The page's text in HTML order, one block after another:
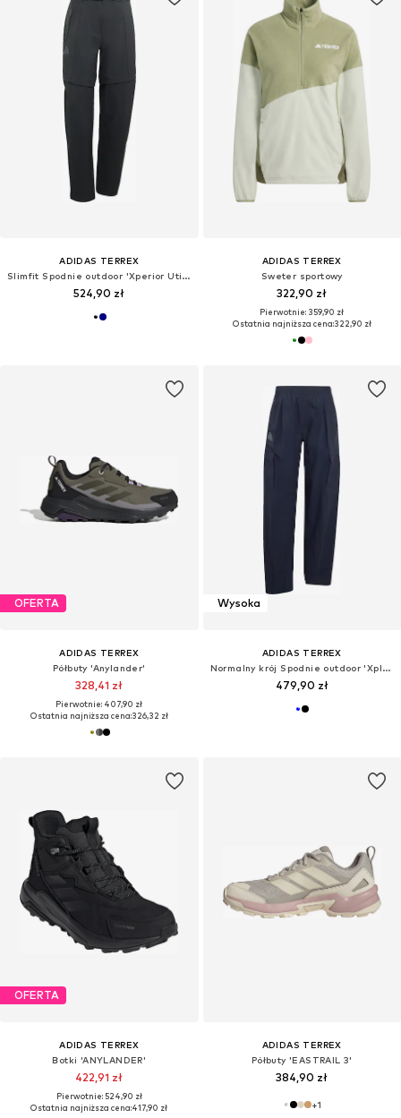
ADIDAS TERREX
Slimfit Spodnie outdoor 'Xperior Utilitas'
524,90 zł
ADIDAS TERREX
Sweter sportowy
322,90 zł
Pierwotnie: 359,90 zł
Ostatnia najniższa cena:322,90 zł
OFERTA
ADIDAS TERREX
Półbuty 'Anylander'
328,41 zł
Pierwotnie: 407,90 zł
Ostatnia najniższa cena:326,32 zł
Wysoka
ADIDAS TERREX
Normalny krój Spodnie outdoor 'Xploric'
479,90 zł
OFERTA
ADIDAS TERREX
Botki 'ANYLANDER'
422,91 zł
Pierwotnie: 524,90 zł
Ostatnia najniższa cena:417,90 zł
ADIDAS TERREX
Półbuty 'EASTRAIL 3'
384,90 zł
+1